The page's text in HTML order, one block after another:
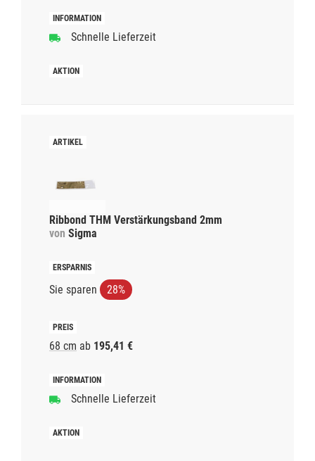
Schnelle Lieferzeit
Ribbond THM Verstärkungsband 2mm
von Sigma
Sie sparen 28%
68 cm ab 195,41 €
Schnelle Lieferzeit